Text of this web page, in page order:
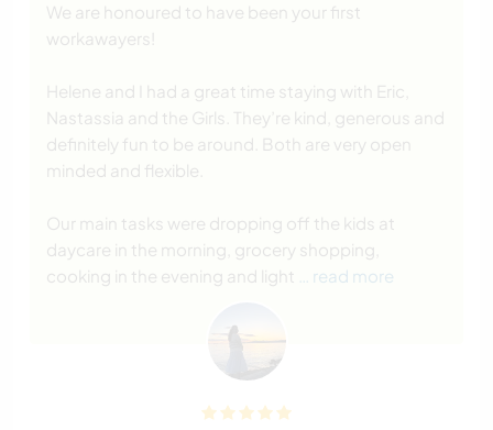
We are honoured to have been your first
workawayers!
Helene and I had a great time staying with Eric,
Nastassia and the Girls. They’re kind, generous and
definitely fun to be around. Both are very open
minded and flexible.
Our main tasks were dropping off the kids at
daycare in the morning, grocery shopping,
cooking in the evening and light
… read more